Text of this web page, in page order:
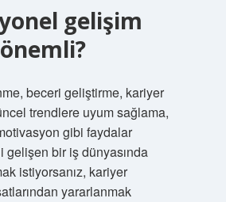
gelişim
beceri geliştirme, kariyer
trendlere uyum sağlama,
gibi faydalar
gelişen bir iş dünyasında
istiyorsanız, kariyer
yararlanmak